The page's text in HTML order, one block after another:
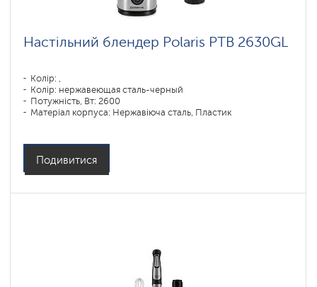
Настільний блендер Polaris PTB 2630GL
Колір: ,
Колір: нержавеющая сталь-черный
Потужність, Вт: 2600
Матеріал корпуса: Нержавіюча сталь, Пластик
Подивитися